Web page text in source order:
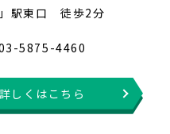
駅東口 徒歩2分
5875-4460
詳しくはこちら